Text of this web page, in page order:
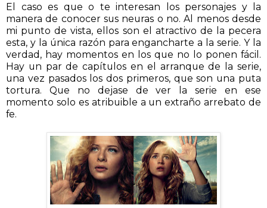
El caso es que o te interesan los personajes y la
manera de conocer sus neuras o no. Al menos desde
mi punto de vista, ellos son el atractivo de la pecera
esta, y la única razón para engancharte a la serie. Y la
verdad, hay momentos en los que no lo ponen fácil.
Hay un par de capítulos en el arranque de la serie,
una vez pasados los dos primeros, que son una puta
tortura. Que no dejase de ver la serie en ese
momento solo es atribuible a un extraño arrebato de
fe.